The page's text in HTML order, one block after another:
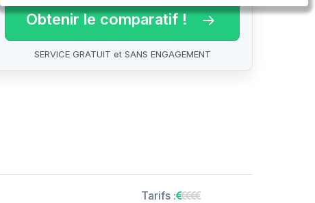
Obtenir le comparatif !
SERVICE GRATUIT et SANS ENGAGEMENT
Tarifs :